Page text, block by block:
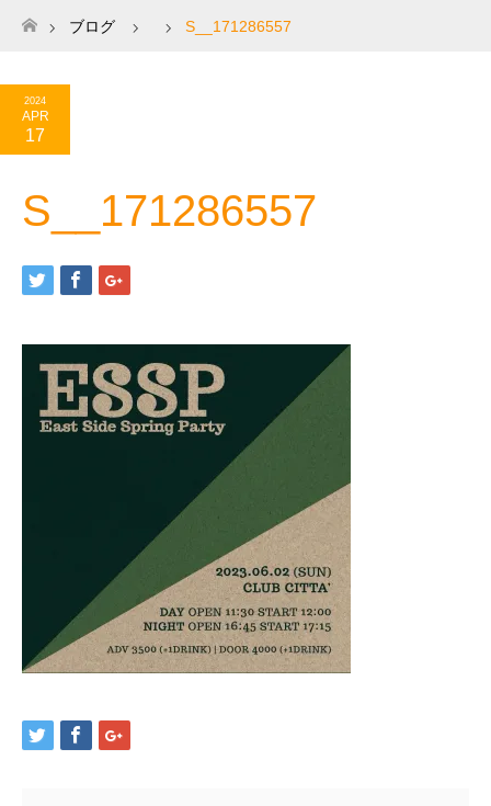
ホーム
ブログ S__171286557
2024
APR
17
S__171286557